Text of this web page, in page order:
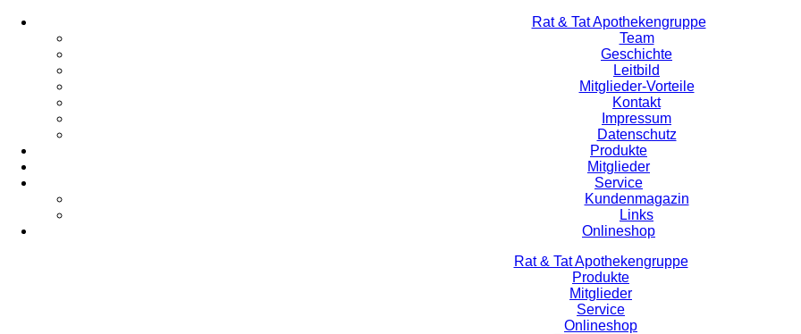
Rat & Tat Apothekengruppe
Team
Geschichte
Leitbild
Mitglieder-Vorteile
Kontakt
Impressum
Datenschutz
Produkte
Mitglieder
Service
Kundenmagazin
Links
Onlineshop
Rat & Tat Apothekengruppe
Produkte
Mitglieder
Service
Onlineshop